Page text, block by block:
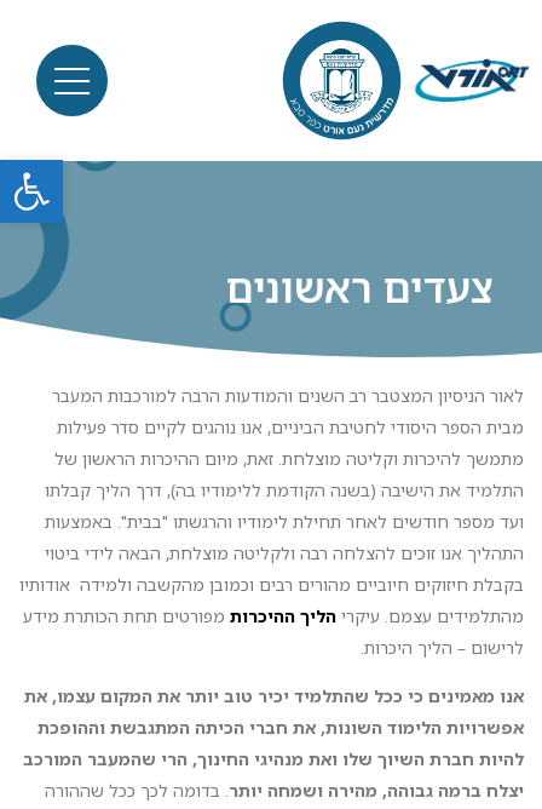
פתח
צעדים ראשונים
לאור הניסיון המצטבר רב השנים והמודעות הרבה למורכבות המעבר
מבית הספר היסודי לחטיבת הביניים, אנו נוהגים לקיים סדר פעילות
מתמשך להיכרות וקליטה מוצלחת. זאת, מיום ההיכרות הראשון של
התלמיד את הישיבה (בשנה הקודמת ללימודיו בה), דרך הליך קבלתו
ועד מספר חודשים לאחר תחילת לימודיו והרגשתו "בבית". באמצעות
התהליך אנו זוכים להצלחה רבה ולקליטה מוצלחת, הבאה לידי ביטוי
בקבלת חיזוקים חיוביים מהורים רבים וכמובן מהקשבה ולמידה אודותיו
מהתלמידים עצמם. עיקרי הליך ההיכרות מפורטים תחת הכותרת מידע
לרישום – הליך היכרות.
אנו מאמינים כי ככל שהתלמיד יכיר טוב יותר את המקום עצמו, את
אפשרויות הלימוד השונות, את חברי הכיתה המתגבשת וההופכת
להיות חברת השיוך שלו ואת מנהיגי החינוך, הרי שהמעבר המורכב
יצלח ברמה גבוהה, מהירה ושמחה יותר. בדומה לכך ככל שההורה